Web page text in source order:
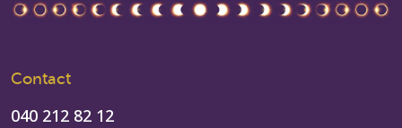
Contact
040 212 82 12